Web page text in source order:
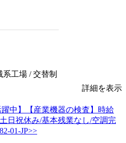
工場 / 交替制
詳細を表示